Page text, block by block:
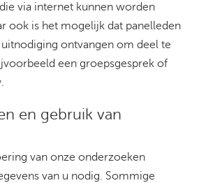
via internet kunnen worden
ook is het mogelijk dat panelleden
ontvangen om deel te
een groepsgesprek of
en gebruik van
van onze onderzoeken
van u nodig. Sommige